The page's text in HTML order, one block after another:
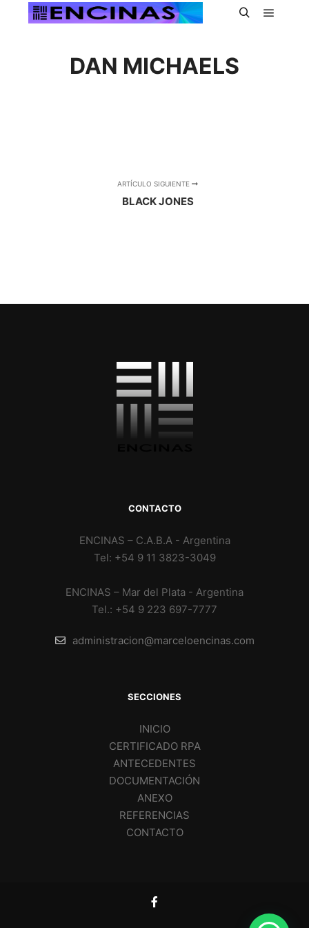
DAN MICHAELS
ARTÍCULO SIGUIENTE
BLACK JONES
CONTACTO
ENCINAS – C.A.B.A - Argentina
Tel: +54 9 11 3823-3049
ENCINAS – Mar del Plata - Argentina
Tel.: +54 9 223 697-7777
administracion@marceloencinas.com
SECCIONES
INICIO
CERTIFICADO RPA
ANTECEDENTES
DOCUMENTACIÓN
ANEXO
REFERENCIAS
CONTACTO